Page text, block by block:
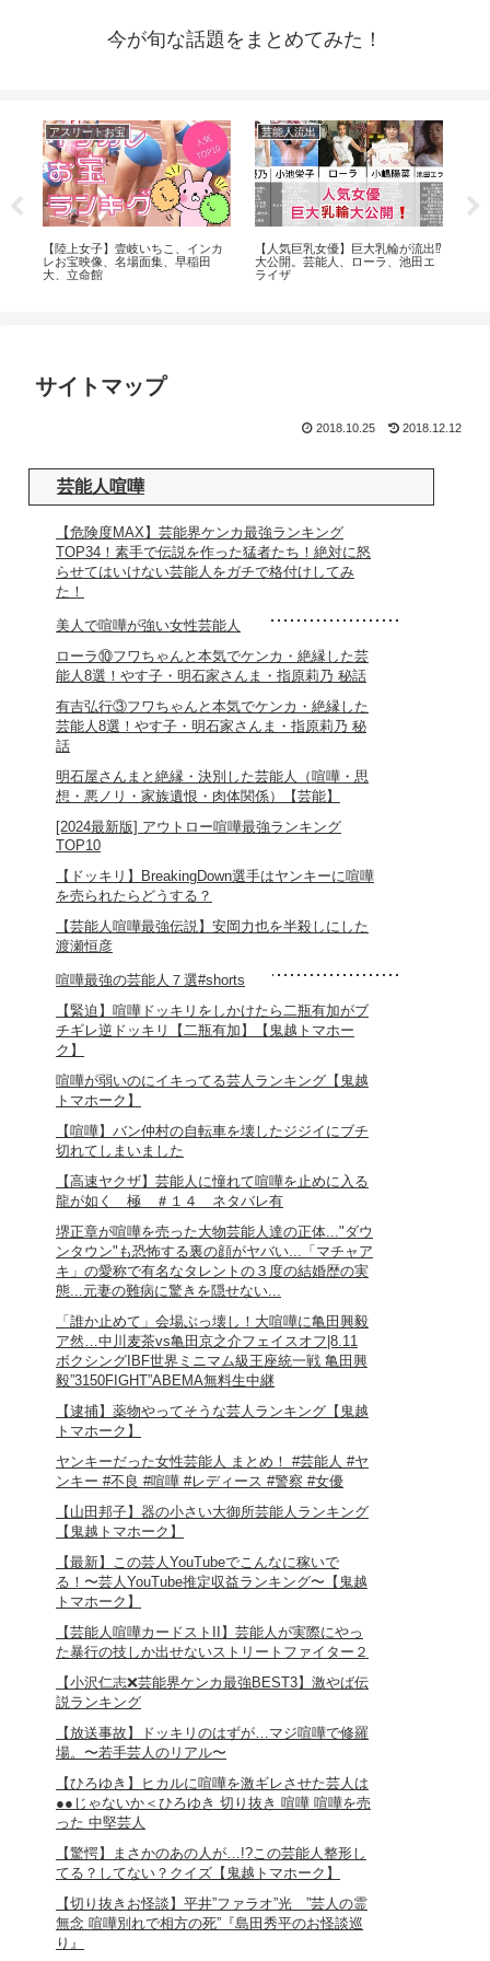
今が旬な話題をまとめてみた！
アスリートお宝
【陸上女子】壹岐いちこ、インカ
レお宝映像、名場面集、早稲田
大、立命館
芸能人流出
【人気巨乳女優】巨大乳輪が流出⁉️
大公開。芸能人、ローラ、池田エ
ライザ
サイトマップ
2018.10.25 2018.12.12
芸能人喧嘩
【危険度MAX】芸能界ケンカ最強ランキング
TOP34！素手で伝説を作った猛者たち！絶対に怒
らせてはいけない芸能人をガチで格付けしてみ
た！
美人で喧嘩が強い女性芸能人
ローラ⑩フワちゃんと本気でケンカ・絶縁した芸
能人8選！やす子・明石家さんま・指原莉乃 秘話
有吉弘行③フワちゃんと本気でケンカ・絶縁した
芸能人8選！やす子・明石家さんま・指原莉乃 秘
話
明石屋さんまと絶縁・決別した芸能人（喧嘩・思
想・悪ノリ・家族遺恨・肉体関係）【芸能】
[2024最新版] アウトロー喧嘩最強ランキング
TOP10
【ドッキリ】BreakingDown選手はヤンキーに喧嘩
を売られたらどうする？
【芸能人喧嘩最強伝説】安岡力也を半殺しにした
渡瀬恒彦
喧嘩最強の芸能人７選#shorts
【緊迫】喧嘩ドッキリをしかけたら二瓶有加がブ
チギレ逆ドッキリ【二瓶有加】【鬼越トマホー
ク】
喧嘩が弱いのにイキってる芸人ランキング【鬼越
トマホーク】
【喧嘩】バン仲村の自転車を壊したジジイにブチ
切れてしまいました
【高速ヤクザ】芸能人に憧れて喧嘩を止めに入る
龍が如く 極 ＃１４ ネタバレ有
堺正章が喧嘩を売った大物芸能人達の正体..."ダウ
ンタウン"も恐怖する裏の顔がヤバい...「マチャア
キ」の愛称で有名なタレントの３度の結婚歴の実
態...元妻の難病に驚きを隠せない...
「誰か止めて」会場ぶっ壊し！大喧嘩に亀田興毅
ア然…中川麦茶vs亀田京之介フェイスオフ|8.11
ボクシングIBF世界ミニマム級王座統一戦 亀田興
毅”3150FIGHT”ABEMA無料生中継
【逮捕】薬物やってそうな芸人ランキング【鬼越
トマホーク】
ヤンキーだった女性芸能人 まとめ！ #芸能人 #ヤ
ンキー #不良 #喧嘩 #レディース #警察 #女優
【山田邦子】器の小さい大御所芸能人ランキング
【鬼越トマホーク】
【最新】この芸人YouTubeでこんなに稼いで
る！〜芸人YouTube推定収益ランキング〜【鬼越
トマホーク】
【芸能人喧嘩カードストII】芸能人が実際にやっ
た暴行の技しか出せないストリートファイター２
【小沢仁志❌芸能界ケンカ最強BEST3】激やば伝
説ランキング
【放送事故】ドッキリのはずが…マジ喧嘩で修羅
場。〜若手芸人のリアル〜
【ひろゆき】ヒカルに喧嘩を激ギレさせた芸人は
●●じゃないか＜ひろゆき 切り抜き 喧嘩 喧嘩を売
った 中堅芸人
【驚愕】まさかのあの人が…!?この芸能人整形し
てる？してない？クイズ【鬼越トマホーク】
【切り抜きお怪談】平井”ファラオ”光 ”芸人の霊
無念 喧嘩別れで相方の死”『島田秀平のお怪談巡
り』